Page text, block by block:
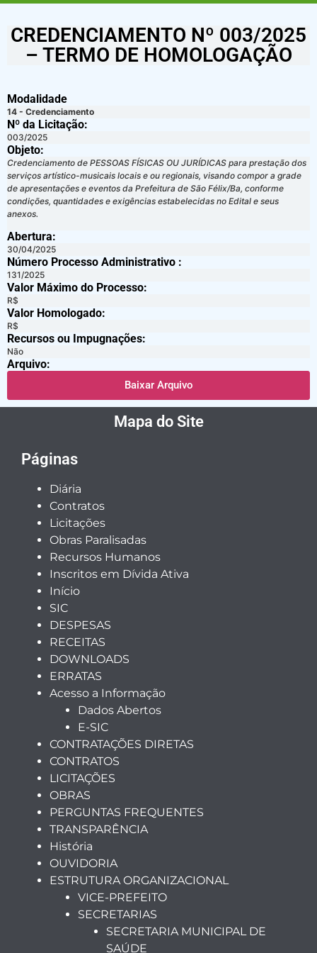
CREDENCIAMENTO Nº 003/2025
– TERMO DE HOMOLOGAÇÃO
Modalidade
14 - Credenciamento
Nº da Licitação: ​​
003/2025
Objeto:
Credenciamento de PESSOAS FÍSICAS OU JURÍDICAS para prestação dos
serviços artístico-musicais locais e ou regionais, visando compor a grade
de apresentações e eventos da Prefeitura de São Félix/Ba, conforme
condições, quantidades e exigências estabelecidas no Edital e seus
anexos.
Abertura:
30/04/2025
Número Processo Administrativo :
131/2025
Valor Máximo do Processo: ​
R$
Valor Homologado: ​
R$
Recursos ou Impugnações: ​
Não
Arquivo:
Baixar Arquivo
Mapa do Site
Páginas
Diária
Contratos
Licitações
Obras Paralisadas
Recursos Humanos
Inscritos em Dívida Ativa
Início
SIC
DESPESAS
RECEITAS
DOWNLOADS
ERRATAS
Acesso a Informação
Dados Abertos
E-SIC
CONTRATAÇÕES DIRETAS
CONTRATOS
LICITAÇÕES
OBRAS
PERGUNTAS FREQUENTES
TRANSPARÊNCIA
História
OUVIDORIA
ESTRUTURA ORGANIZACIONAL
VICE-PREFEITO
SECRETARIAS
SECRETARIA MUNICIPAL DE
SAÚDE